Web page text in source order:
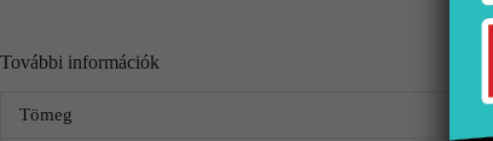
További információk
Tömeg